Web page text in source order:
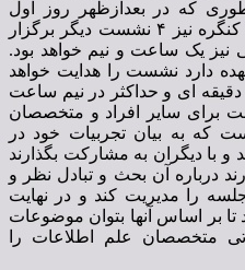
که در بعدازظهر روز اول
کنگره ۴ نشست و صبح روز دوم کنگره نیز ۴ نشست دیگر برگزار
یک ساعت و نیم خواهد بود.
دارد نشست را هدایت خواهد
کرد. سخنرانان فرصتهای ۵ تا ۱۰ دقیقه ای و حداکثر در نیم ساعت
برای سایر افراد و متخصصان
به بیان تجربیات خود در
با دیگران به مشارکت بگذارند
درباره آن بحث و تبادل نظر و
را مدیریت کند و در نهایت
تا بر اساس آنها بتوان موضوعات
متخصصان علم اطلاعات را